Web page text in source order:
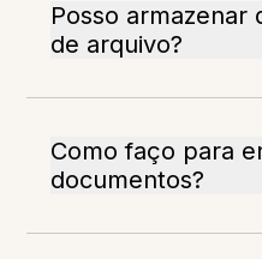
Posso armazenar
de arquivo?
Como faço para
documentos?